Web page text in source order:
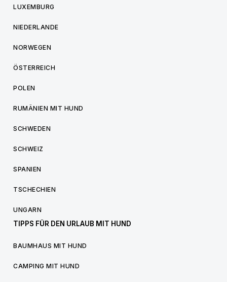
LUXEMBURG
NIEDERLANDE
NORWEGEN
ÖSTERREICH
POLEN
RUMÄNIEN MIT HUND
SCHWEDEN
SCHWEIZ
SPANIEN
TSCHECHIEN
UNGARN
TIPPS FÜR DEN URLAUB MIT HUND
BAUMHAUS MIT HUND
CAMPING MIT HUND